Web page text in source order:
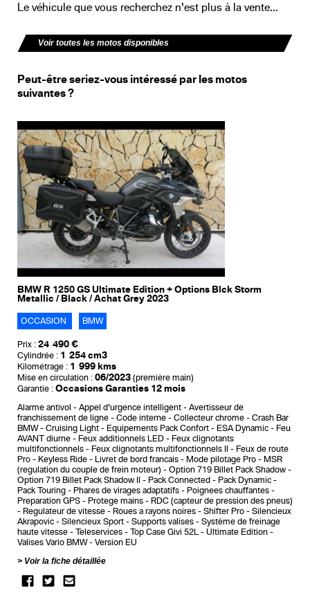
Le véhicule que vous recherchez n'est plus à la vente...
Voir toutes les motos disponibles
Peut-être seriez-vous intéressé par les motos
suivantes ?
BMW R 1250 GS Ultimate Edition + Options Blck Storm
Metallic / Black / Achat Grey 2023
OCCASION BMW
Prix : 24 490 €
Cylindrée : 1 254 cm3
Kilométrage : 1 999 kms
Mise en circulation : 06/2023 (première main)
Garantie : Occasions Garanties 12 mois
Alarme antivol Appel d'urgence intelligent
Avertisseur de
franchissement de ligne
Code interne Collecteur chrome
Crash Bar
BMW
Cruising Light Equipements Pack Confort ESA Dynamic
Feu
AVANT diurne
Feux additionnels LED
Feux clignotants
multifonctionnels
Feux clignotants multifonctionnels II
Feux de route
Pro
Keyless Ride Livret de bord francais Mode pilotage Pro
MSR
(regulation du couple de frein moteur)
Option 719 Billet Pack Shadow
Option 719 Billet Pack Shadow II
Pack Connected
Pack Dynamic
Pack Touring
Phares de virages adaptatifs
Poignees chauffantes
Preparation GPS
Protege mains
RDC (capteur de pression des pneus)
Regulateur de vitesse
Roues a rayons noires Shifter Pro
Silencieux
Akrapovic
Silencieux Sport Supports valises
Système de freinage
haute vitesse
Teleservices Top Case Givi 52L
Ultimate Edition
Valises Vario BMW
Version EU
Voir la fiche détaillée